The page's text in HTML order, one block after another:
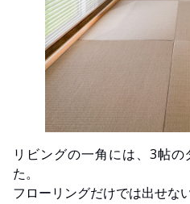
リビングの一角には、3帖
た。
フローリングだけでは出せな